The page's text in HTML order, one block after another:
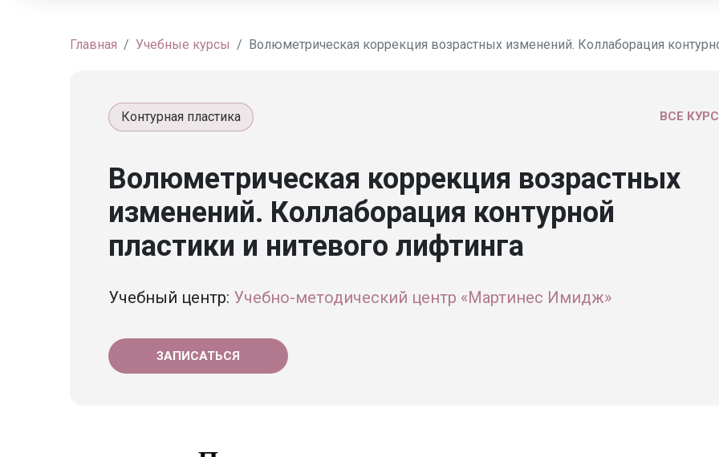
Главная Учебные курсы Волюметрическая коррекция возрастных изменений. Коллаборация
ВСЕ
Контурная пластика
Волюметрическая коррекция возрастных
изменений. Коллаборация контурной
пластики и нитевого лифтинга
Учебный центр: Учебно-методический центр «Мартинес Имидж»
ЗАПИСАТЬСЯ